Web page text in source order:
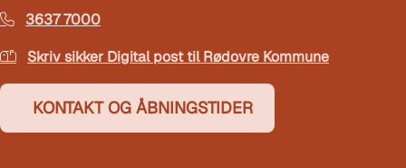
3637 7000
Skriv sikker Digital post til Rødovre Kommune
KONTAKT OG ÅBNINGSTIDER